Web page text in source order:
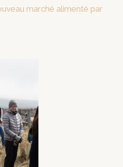
marché alimenté par